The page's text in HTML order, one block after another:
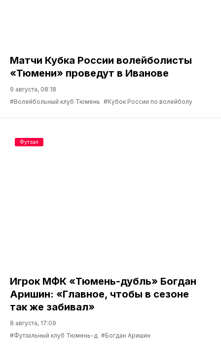
Матчи Кубка России волейболисты
«Тюмени» проведут в Иванове
9 августа, 08:18
#Волейбольный клуб Тюмень #Кубок России по волейболу
Игрок МФК «Тюмень-дубль» Богдан
Аришин: «Главное, чтобы в сезоне
так же забивал»
8 августа, 17:09
#Футзальный клуб Тюмень-д #Богдан Аришин
Футзал